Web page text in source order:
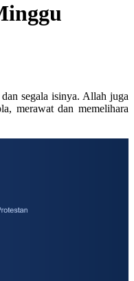
segala isinya. Allah juga
merawat dan memelihara